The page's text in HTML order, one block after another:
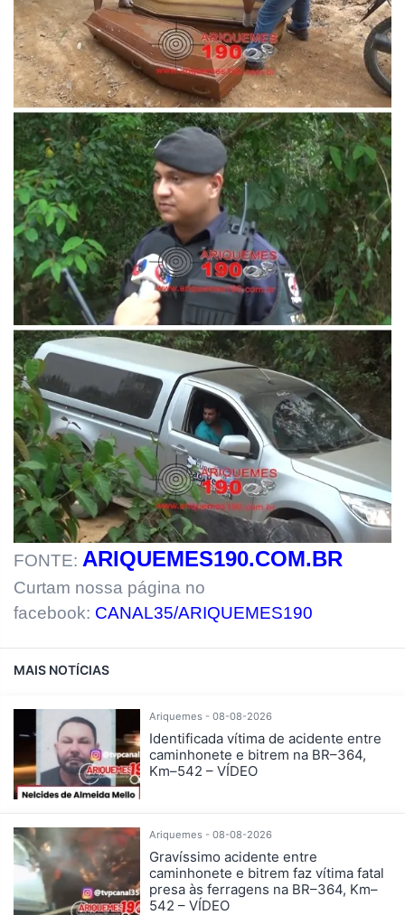
FONTE: ARIQUEMES190.COM.BR
Curtam nossa página no
facebook: CANAL35/ARIQUEMES190
MAIS NOTÍCIAS
Ariquemes - 08-08-2026
Identificada vítima de acidente entre
caminhonete e bitrem na BR–364,
Km–542 – VÍDEO
Ariquemes - 08-08-2026
Gravíssimo acidente entre
caminhonete e bitrem faz vítima fatal
presa às ferragens na BR–364, Km–
542 – VÍDEO